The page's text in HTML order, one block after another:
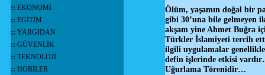
:: EKONOMİ
:: EGİTİM
:: YARGIDAN
:: GÜVENLİK
:: TEKNOLOJİ
:: HOBİLER
Ölüm, yaşamın doğal bir
gibi 30’una bile gelmeyen
akşam yine Ahmet Buğra
Türkler İslamiyeti tercih
ilgili uygulamalar genellikle
defin işlerinde etkisi
Uğurlama Törenidir…